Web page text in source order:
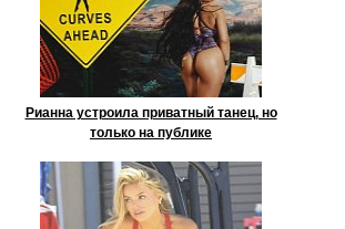
Рианна устроила приватный танец, но
только на публике